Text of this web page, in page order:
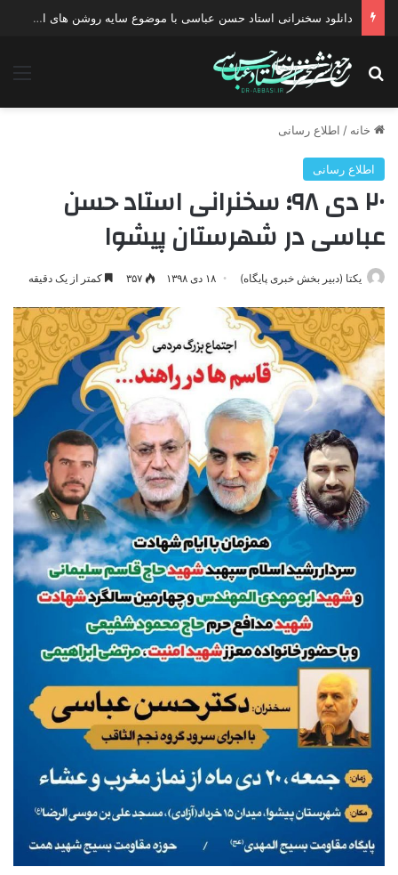
دانلود سخنرانی استاد حسن عباسی با موضوع سایه روشن های انتخاب یک نامزد اصلح
جستجو برای
خانه / اطلاع رسانی
اطلاع رسانی
۲۰ دی ۹۸؛ سخنرانی استاد حسن
عباسی در شهرستان پیشوا
یکتا (دبیر بخش خبری پایگاه) ۱۸ دی ۱۳۹۸ ۳۵۷ کمتر از یک دقیقه